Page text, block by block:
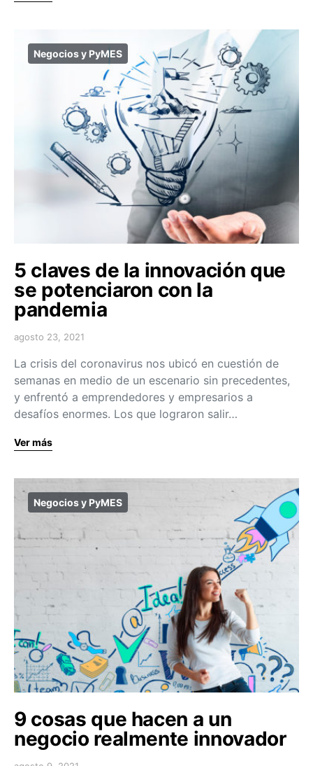
Negocios y PyMES
5 claves de la innovación que
se potenciaron con la
pandemia
agosto 23, 2021
La crisis del coronavirus nos ubicó en cuestión de
semanas en medio de un escenario sin precedentes,
y enfrentó a emprendedores y empresarios a
desafíos enormes. Los que lograron salir…
Ver más
Negocios y PyMES
9 cosas que hacen a un
negocio realmente innovador